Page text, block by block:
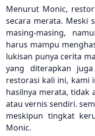
Menurut Monic,
secara merata. Meski
masing-masing,
harus mampu
lukisan punya cerita
yang diterapkan
restorasi kali ini, kami
hasilnya merata, tidak
atau vernis sendiri.
meskipun tingkat
Monic.